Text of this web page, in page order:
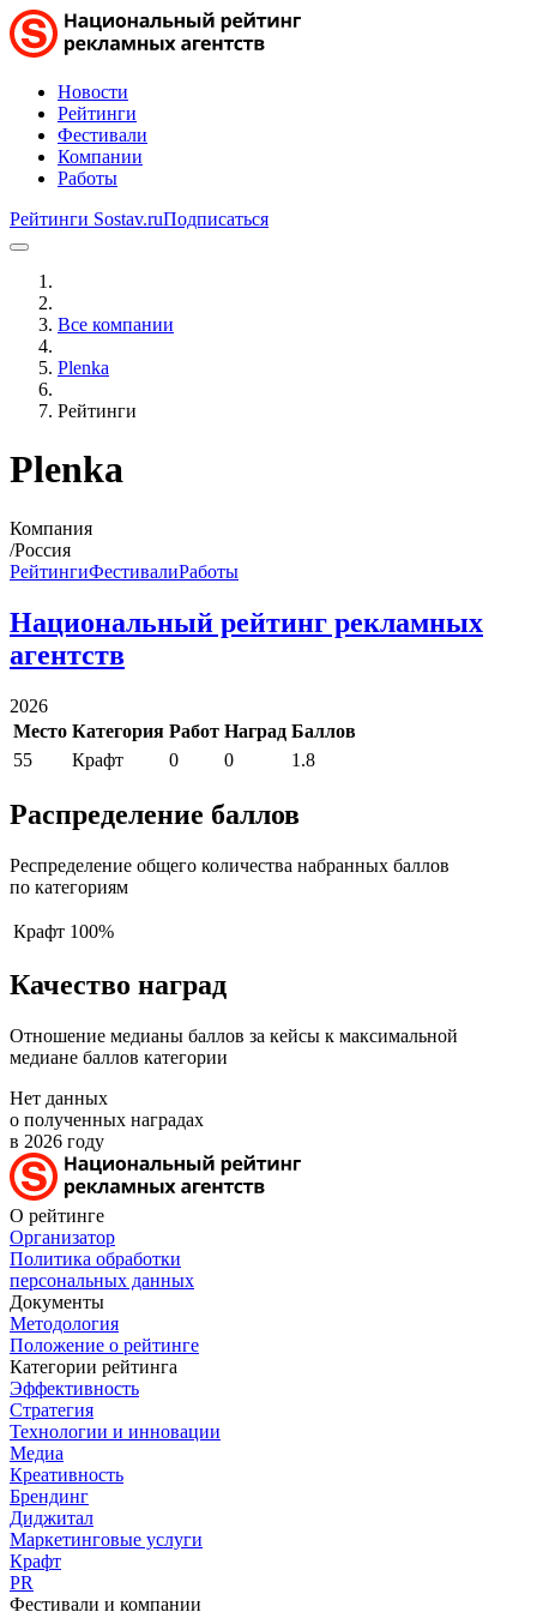
Новости
Рейтинги
Фестивали
Компании
Работы
Рейтинги Sostav.ruПодписаться
Все компании
Plenka
Рейтинги
Plenka
Компания
/Россия
РейтингиФестивалиРаботы
Национальный рейтинг рекламных
агентств
2026
Место Категория Работ Наград Баллов
55
Крафт 0 0 1.8
Распределение баллов
Респределение общего количества набранных баллов
по категориям
Крафт 100%
Качество наград
Отношение медианы баллов за кейсы к максимальной
медиане баллов категории
Нет данных
о полученных наградах
в 2026 году
О рейтинге
Организатор
Политика обработки
персональных данных
Документы
Методология
Положение о рейтинге
Категории рейтинга
Эффективность
Стратегия
Технологии и инновации
Медиа
Креативность
Брендинг
Диджитал
Маркетинговые услуги
Крафт
PR
Фестивали и компании